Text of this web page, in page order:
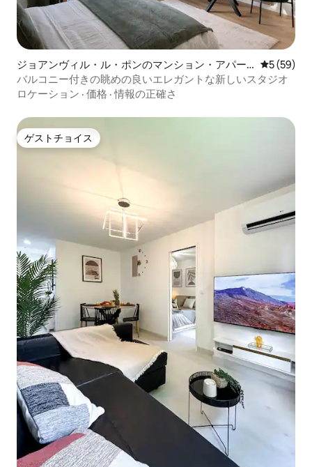
ジョアンヴィル・ル・ポンのマンション・アパー
ト
レビュー
5 (59)
バルコニー付きの眺めの良いエレガントな新しいスタジオ
ロケーション · 価格 ·情報の正確さ
ゲストチョイス
ゲストチョイス